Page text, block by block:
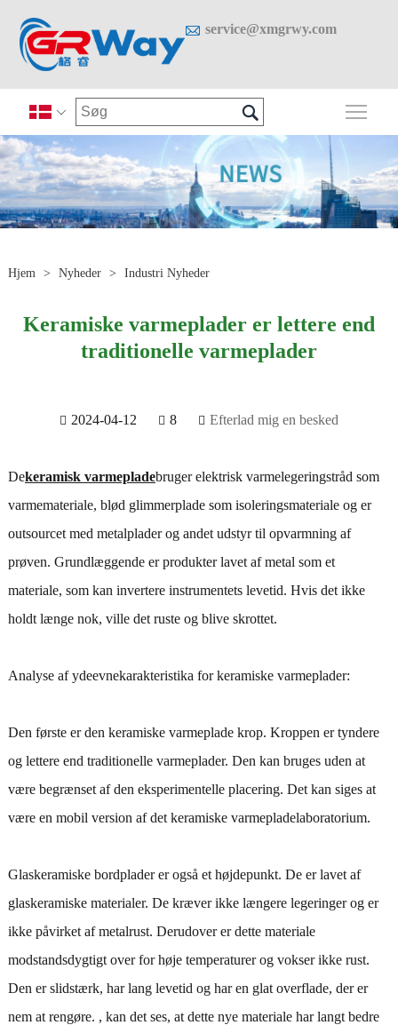
 service@xmgrwy.com
 
Hjem > Nyheder > Industri Nyheder
Keramiske varmeplader er lettere end
traditionelle varmeplader
2024-04-12 8 Efterlad mig en besked
Dekeramisk varmepladebruger elektrisk varmelegeringstråd som
varmemateriale, blød glimmerplade som isoleringsmateriale og er
outsourcet med metalplader og andet udstyr til opvarmning af
prøven. Grundlæggende er produkter lavet af metal som et
materiale, som kan invertere instrumentets levetid. Hvis det ikke
holdt længe nok, ville det ruste og blive skrottet.
Analyse af ydeevnekarakteristika for keramiske varmeplader:
Den første er den keramiske varmeplade krop. Kroppen er tyndere
og lettere end traditionelle varmeplader. Den kan bruges uden at
være begrænset af den eksperimentelle placering. Det kan siges at
være en mobil version af det keramiske varmepladelaboratorium.
Glaskeramiske bordplader er også et højdepunkt. De er lavet af
glaskeramiske materialer. De kræver ikke længere legeringer og er
ikke påvirket af metalrust. Derudover er dette materiale
modstandsdygtigt over for høje temperaturer og vokser ikke rust.
Den er slidstærk, har lang levetid og har en glat overflade, der er
nem at rengøre. , kan det ses, at dette nye materiale har langt bedre